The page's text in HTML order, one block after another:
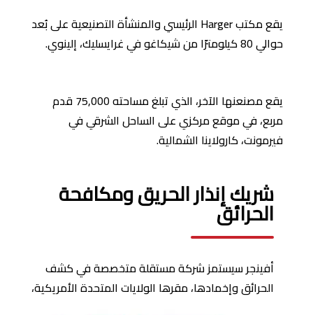
يقع مكتب Harger الرئيسي والمنشأة التصنيعية على بُعد
حوالي 80 كيلومترًا من شيكاغو في غرايسليك، إلينوي.
يقع مصنعنها الآخر، الذي تبلغ مساحته 75,000 قدم
مربع، في موقع مركزي على الساحل الشرقي في
فيرمونت، كارولاينا الشمالية.
شريك إنذار الحريق ومكافحة
الحرائق
أفينجر سيستمز شركة مستقلة متخصصة في كشف
الحرائق وإخمادها، مقرها الولايات المتحدةالأمريكية،